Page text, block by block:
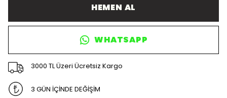
HEMEN AL
WHATSAPP
3000 TL Üzeri Ücretsiz Kargo
3 GÜN İÇİNDE DEĞİŞİM